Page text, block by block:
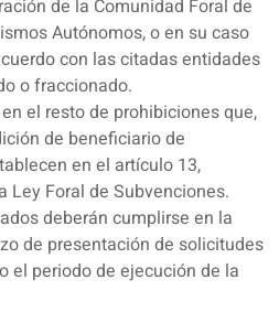
de la Comunidad Foral de
Autónomos, o en su caso
con las citadas entidades
o fraccionado.
el resto de prohibiciones que,
de beneficiario de
en el artículo 13,
Ley Foral de Subvenciones.
deberán cumplirse en la
de presentación de solicitudes
el periodo de ejecución de la